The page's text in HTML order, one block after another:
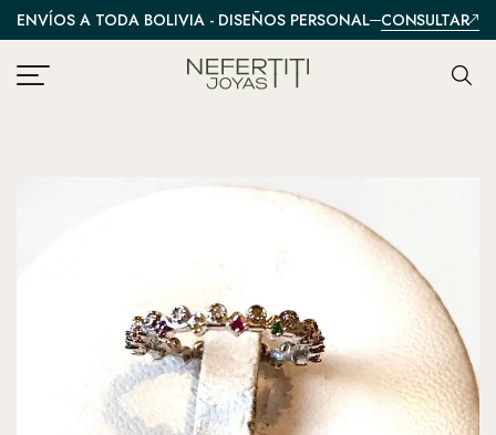
ENVÍOS A TODA BOLIVIA - DISEÑOS PERSONALIZADOS
CONSULTAR